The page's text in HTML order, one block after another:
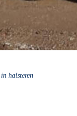
halsteren